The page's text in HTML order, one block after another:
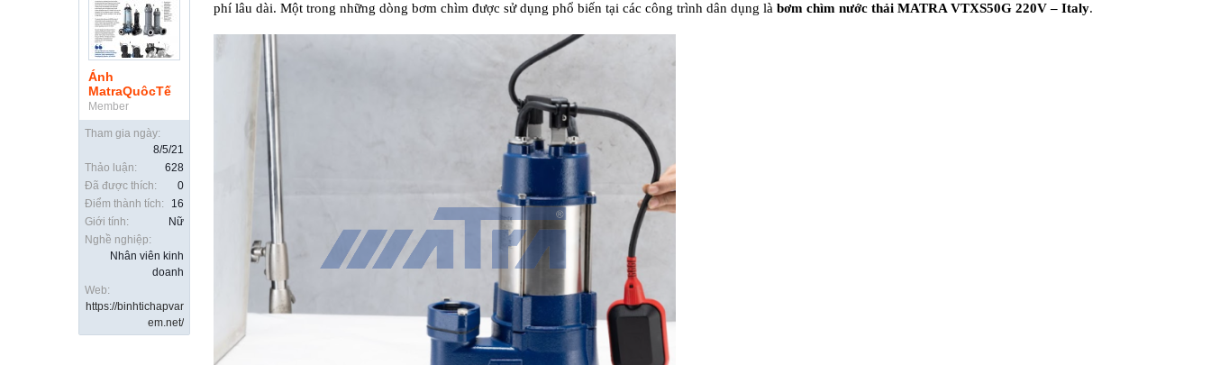
Ánh
MatraQuôcTế
Member
Tham gia ngày:
8/5/21
Thảo luận:
628
Đã được thích:
0
Điểm thành tích:
16
Giới tính:
Nữ
Nghề nghiệp:
Nhân viên kinh
doanh
Web:
https://binhtichapvar
em.net/
phí lâu dài. Một trong những dòng bơm chìm được sử dụng phổ biến tại các công trình dân dụng là bơm chìm nước thải MATRA VTXS50G 220V – Italy.